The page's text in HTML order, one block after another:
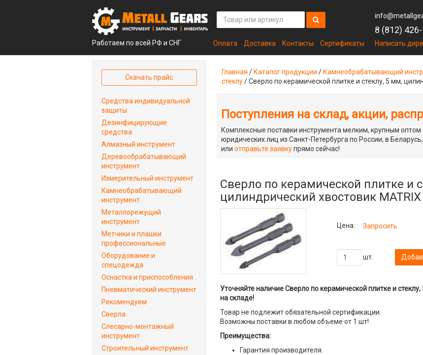
Работаем по всей РФ и СНГ Оплата Доставка Контакты Сертификаты
8 (812)
Написать
Главная / Каталог продукции / Камнеобрабатывающий
стеклу/Сверло по керамической плитке и стеклу, 5 мм,
Поступления на склад, акции,
Комплексные поставки инструмента мелким, крупным оптом
юридических лиц из Санкт-Петербурга по России, в
или отправьте заявкупрямо сейчас!
Сверло по керамической плитке и
цилиндрический хвостовик MATRIX
Цена: Запросить
шт.
Уточняйте наличие Сверло по керамической плитке и
на складе!
Товар не подлежит обязательной сертификации.
Возможны поставки в любом объеме от 1 шт!
Преимущества:
Гарантия производителя.
Скачать прайс
Средства индивидуальной
защиты
Дезинфицирующие
средства
Алмазный инструмент
Деревообрабатывающий
инструмент
Измерительный инструмент
Камнеобрабатывающий
инструмент
Металлорежущий
инструмент
Метчики и плашки
профессиональные
Оборудование и
спецодежда
Оснастка и приспособления
Пневматический инструмент
Рекомендуем
Сверла
Слесарно-монтажный
инструмент
Строительный инструмент